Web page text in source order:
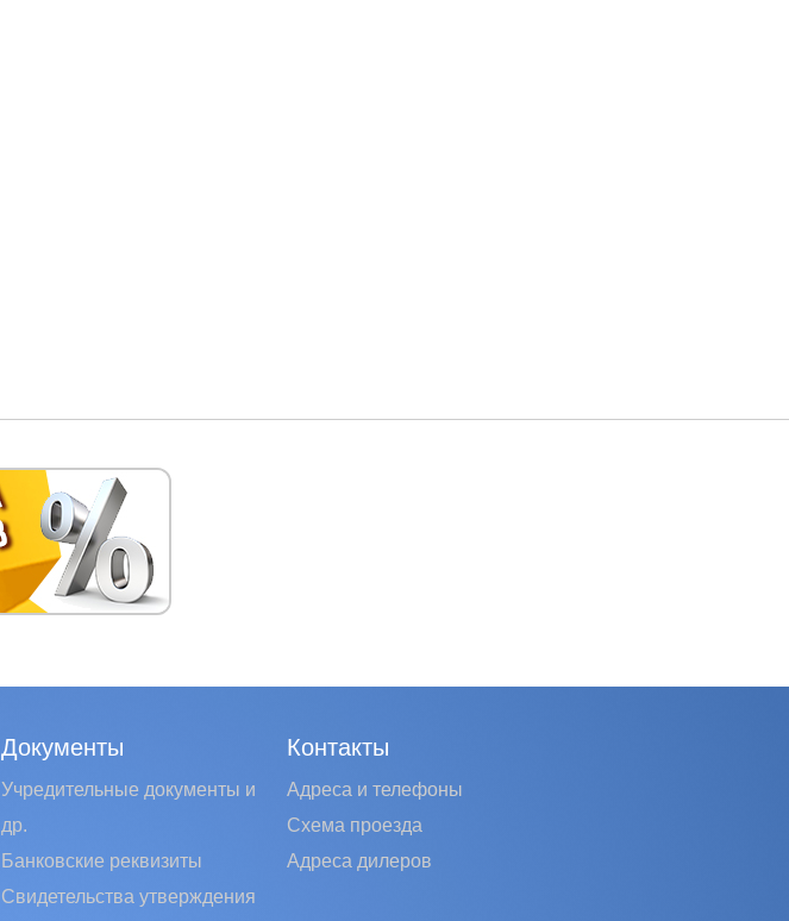
Документы
Учредительные документы и
др.
Банковские реквизиты
Свидетельства утверждения
Контакты
Адреса и телефоны
Схема проезда
Адреса дилеров